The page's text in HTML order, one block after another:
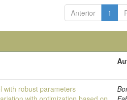
Anterior 1
with robust parameters